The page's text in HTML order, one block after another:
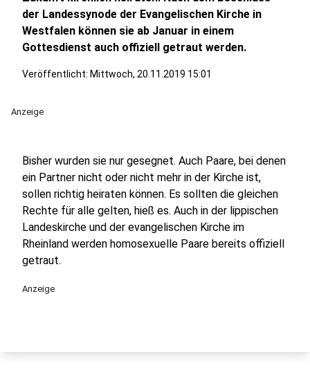
der Landessynode der Evangelischen Kirche in
Westfalen können sie ab Januar in einem
Gottesdienst auch offiziell getraut werden.
Veröffentlicht: Mittwoch, 20.11.2019 15:01
Anzeige
Bisher wurden sie nur gesegnet. Auch Paare, bei denen
ein Partner nicht oder nicht mehr in der Kirche ist,
sollen richtig heiraten können. Es sollten die gleichen
Rechte für alle gelten, hieß es. Auch in der lippischen
Landeskirche und der evangelischen Kirche im
Rheinland werden homosexuelle Paare bereits offiziell
getraut.
Anzeige